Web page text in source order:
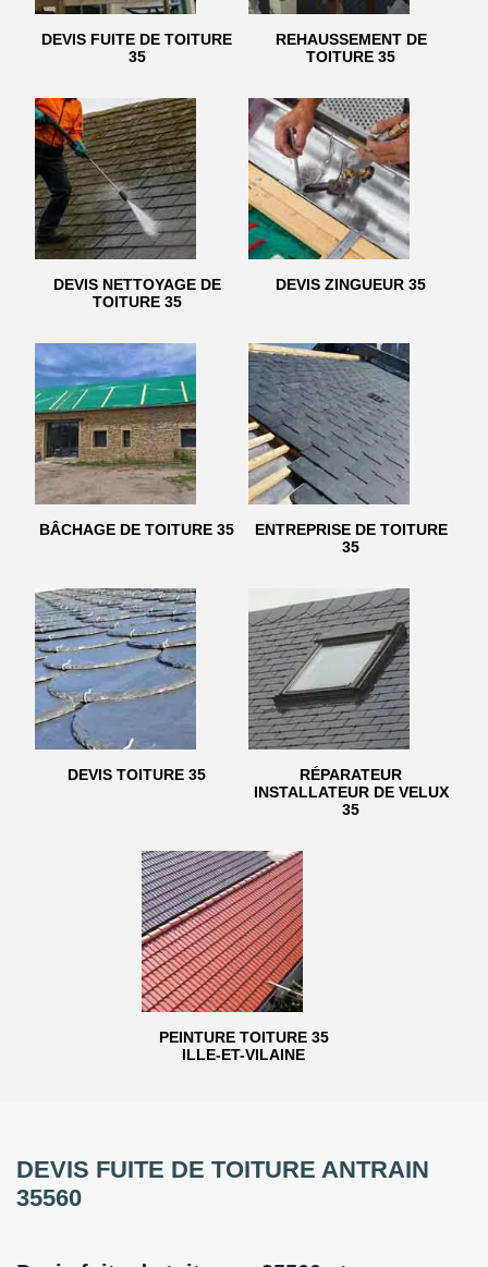
DEVIS FUITE DE TOITURE
35
REHAUSSEMENT DE
TOITURE 35
DEVIS NETTOYAGE DE
TOITURE 35
DEVIS ZINGUEUR 35
BÂCHAGE DE TOITURE 35
ENTREPRISE DE TOITURE
35
DEVIS TOITURE 35
RÉPARATEUR
INSTALLATEUR DE VELUX
35
PEINTURE TOITURE 35
ILLE-ET-VILAINE
DEVIS FUITE DE TOITURE ANTRAIN
35560